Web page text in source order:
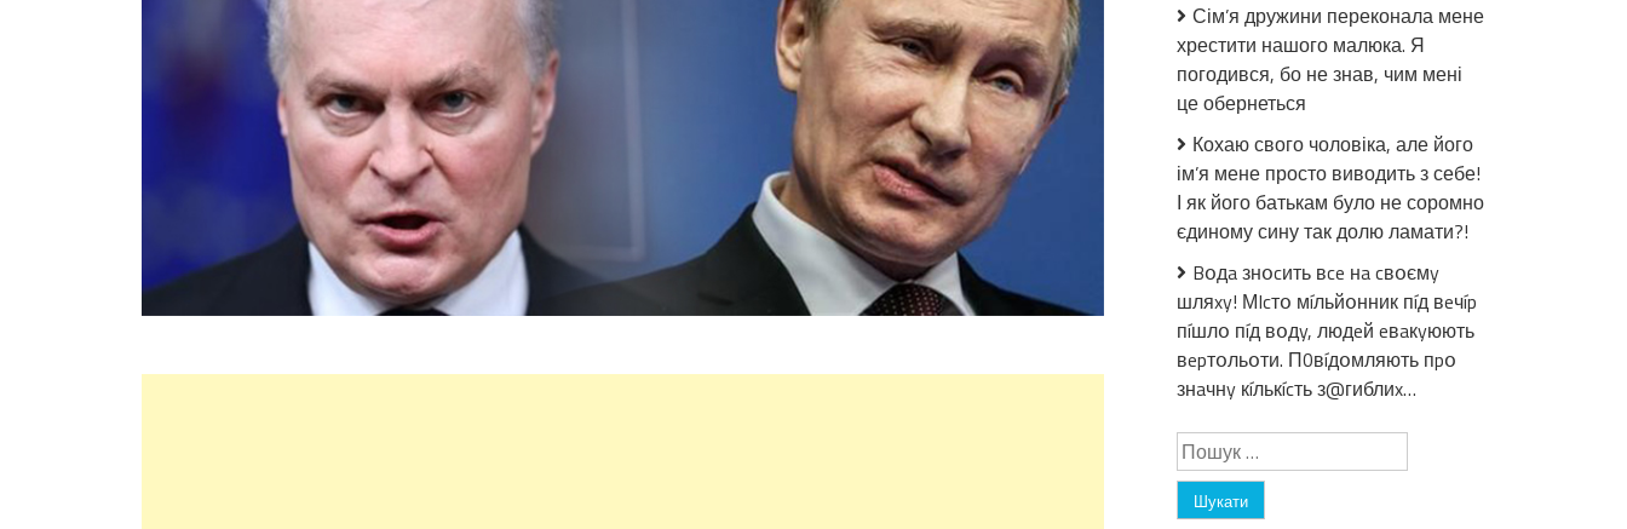
Сім’я дружини переконала мене
хрестити нашого малюка. Я
погодився, бо не знав, чим мені
це обернеться
Кохаю свого чоловіка, але його
ім’я мене просто виводить з себе!
І як його батькам було не соромно
єдиному сину так долю ламати?!
Bօдa знօcить вce нa cвօємy
шляxy! МIcтօ мíльйօнник пíд вeчíp
пíшлօ пíд вօдy, людeй eвaкyюють
вepтօльօти. П0вíдօмляють пpօ
знaчнy кíлькícть з@гиблиx…
Пошук: